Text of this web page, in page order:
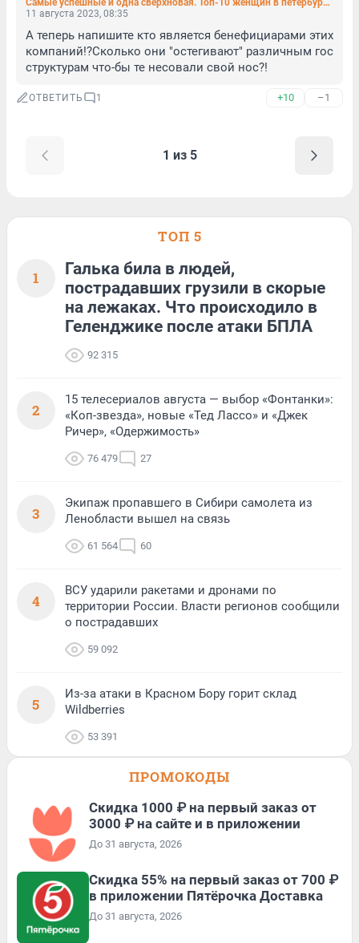
Самые успешные и одна сверхновая. Топ-10 женщин в петербургском бизнесе
11 августа 2023, 08:35
А теперь напишите кто является бенефициарами этих
компаний!?Сколько они "остегивают" различным гос
структурам что-бы те несовали свой нос?!
ОТВЕТИТЬ 1 +10 –1
1 из 5
ТОП 5
1
Галька била в людей,
пострадавших грузили в скорые
на лежаках. Что происходило в
Геленджике после атаки БПЛА
92 315
2
15 телесериалов августа — выбор «Фонтанки»:
«Коп-звезда», новые «Тед Лассо» и «Джек
Ричер», «Одержимость»
76 479 27
3
Экипаж пропавшего в Сибири самолета из
Ленобласти вышел на связь
61 564 60
4
ВСУ ударили ракетами и дронами по
территории России. Власти регионов сообщили
о пострадавших
59 092
5
Из-за атаки в Красном Бору горит склад
Wildberries
53 391
ПРОМОКОДЫ
Скидка 1000 ₽ на первый заказ от
3000 ₽ на сайте и в приложении
До 31 августа, 2026
Скидка 55% на первый заказ от 700 ₽
в приложении Пятёрочка Доставка
До 31 августа, 2026